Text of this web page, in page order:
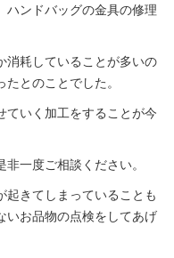
ンドバッグの金具の修理
消耗していることが多いの
とのことでした。
いく加工をすることが今
一度ご相談ください。
きてしまっていることも
いお品物の点検をしてあげ